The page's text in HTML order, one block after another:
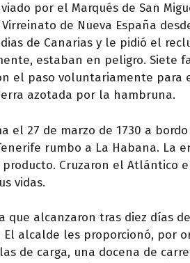
por el Marqués de San
de Nueva España
de Canarias y le pidió el
estaban en peligro. Siete
el paso voluntariamente para
azotada por la hambruna.
el 27 de marzo de 1730 a
rumbo a La Habana. La
Cruzaron el Atlántico
vidas.
que alcanzaron tras diez días
alcalde les proporcionó, por
de carga, una docena de